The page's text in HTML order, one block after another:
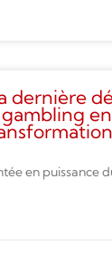
dernière
en puissance